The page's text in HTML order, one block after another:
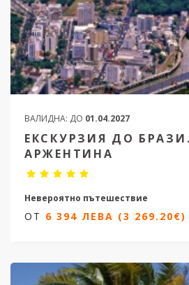
ВАЛИДНА: ДО 01.04.2027
ЕКСКУРЗИЯ ДО
АРЖЕНТИНА
Невероятно пътешествие
13 дни /10 нощувки
ОТ 6 394 ЛЕВА (3 269.20€)